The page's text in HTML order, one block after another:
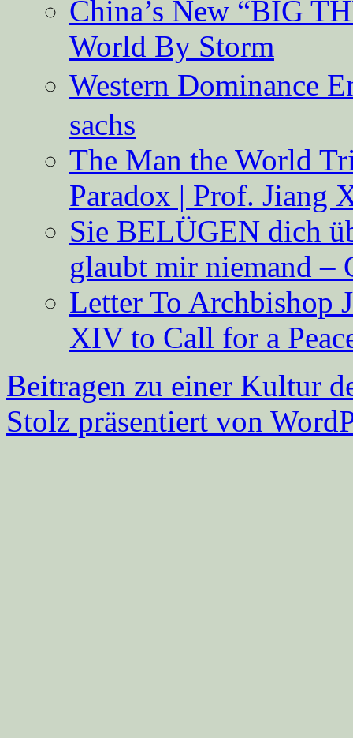
China’s New “BIG
World By Storm
Western Dominance
sachs
The Man the World
Paradox | Prof. Jiang
Sie BELÜGEN dich
glaubt mir niemand –
Letter To Archbishop
XIV to Call for a
Beitragen zu einer Kultur
Stolz präsentiert von